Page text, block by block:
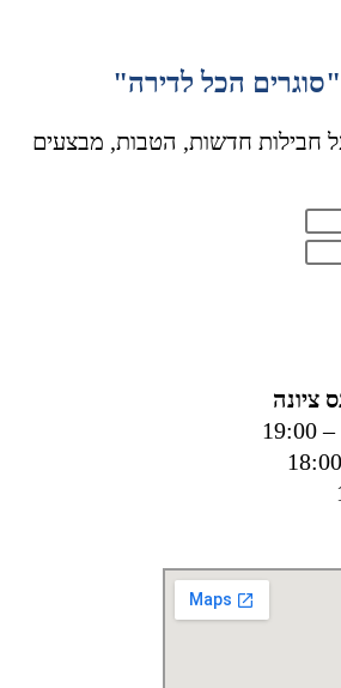
הכל לדירה"
עדכונים 24/7 על חבילות חדשות, הטבות, מבצעים